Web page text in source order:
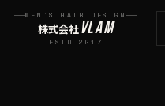
MEN'S HAIR DESIGN
株式会社VLAM
ESTD 2017